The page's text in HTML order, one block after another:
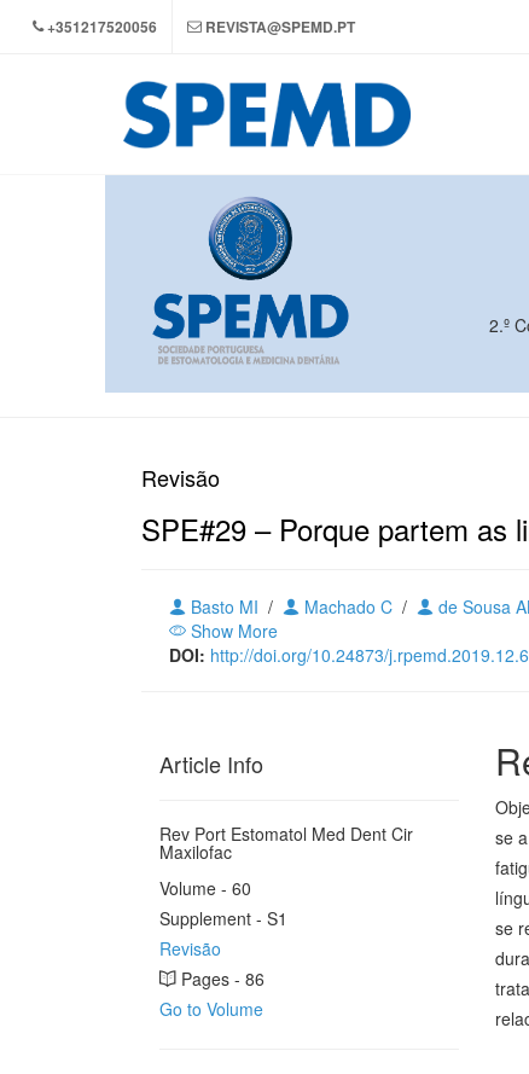
+351217520056 REVISTA@SPEMD.PT
2.º
Revisão
SPE#29 – Porque partem as
Basto MI / Machado C / de Sousa
Show More
DOI: http://doi.org/10.24873/
Article Info
Rev Port Estomatol Med Dent Cir
Maxilofac
Volume - 60
Supplement - S1
Revisão
Pages - 86
Go to Volume
se
se